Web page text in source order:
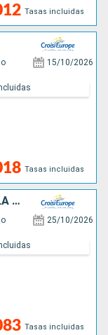
Tasas incluidas
15/10/2026
Tasas incluidas
CROISIÈRE ET RANDONNÉES DANS LA VALLÉE DU RHIN - HISTOIRE, TRADITIONS ET AMBIANCE RHÉNANE
25/10/2026
Tasas incluidas